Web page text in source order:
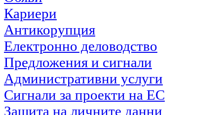
Кариери
Антикорупция
Електронно деловодство
Предложения и сигнали
Административни услуги
Сигнали за проекти на ЕС
Защита на личните данни